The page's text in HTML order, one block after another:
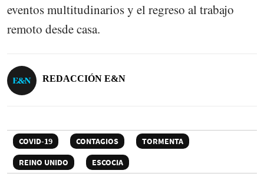
eventos multitudinarios y el regreso al trabajo
remoto desde casa.
REDACCIÓN E&N
COVID-19 CONTAGIOS
TORMENTA
REINO UNIDO
ESCOCIA